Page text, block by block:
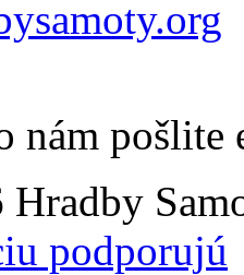
nám pošlite
podporujú